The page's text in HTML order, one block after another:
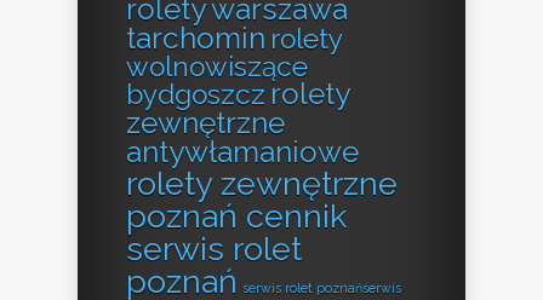
rolety warszawa
tarchomin rolety
wolnowiszące
bydgoszcz rolety
zewnętrzne
antywłamaniowe
rolety zewnętrzne
poznań cennik
serwis rolet
poznań serwis rolet poznańserwis